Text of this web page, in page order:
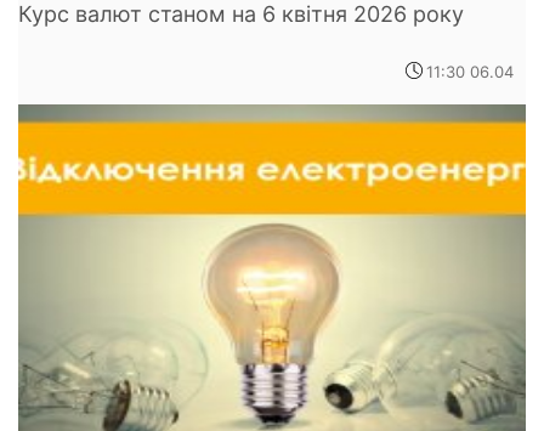
Курс валют станом на 6 квітня 2026 року
11:30 06.04